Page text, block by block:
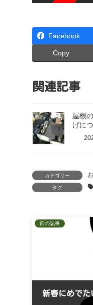
Facebook
Copy
関連記事
屋根
げに
カテゴリー
タグ
前の記事